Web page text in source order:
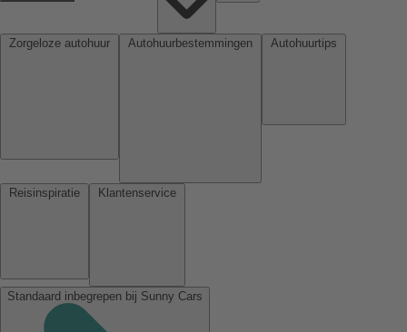
Standaard inbegrepen bij Sunny Cars